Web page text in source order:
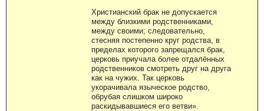
Христианский брак не допускается
между близкими родственниками,
между своими; следовательно,
стесняя постепенно круг родства, в
пределах которого запрещался брак,
церковь приучала более отдалённых
родственников смотреть друг на друга
как на чужих. Так церковь
укорачивала языческое родство,
обрубая слишком широко
раскидывавшиеся его ветви».